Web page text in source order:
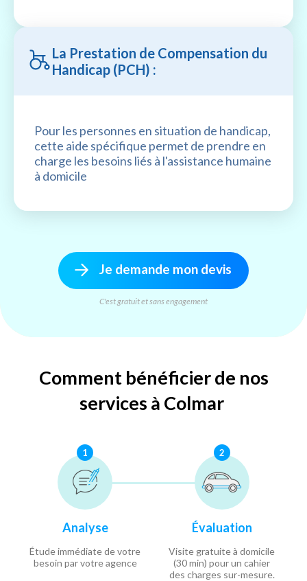
La Prestation de Compensation du
Handicap (PCH) :
Pour les personnes en situation de handicap,
cette aide spécifique permet de prendre en
charge les besoins liés à l'assistance humaine
à domicile
Je demande mon devis
C'est gratuit et sans engagement
Comment bénéficier de nos
services à Colmar
1
Analyse
Étude immédiate de votre
besoin par votre agence
2
Évaluation
Visite gratuite à domicile
(30 min) pour un cahier
des charges sur-mesure.